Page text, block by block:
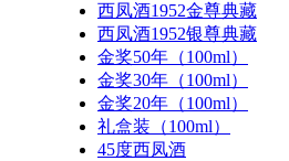
西凤酒1952金尊典藏
西凤酒1952银尊典藏
金奖50年（100ml）
金奖30年（100ml）
金奖20年（100ml）
礼盒装（100ml）
45度西凤酒